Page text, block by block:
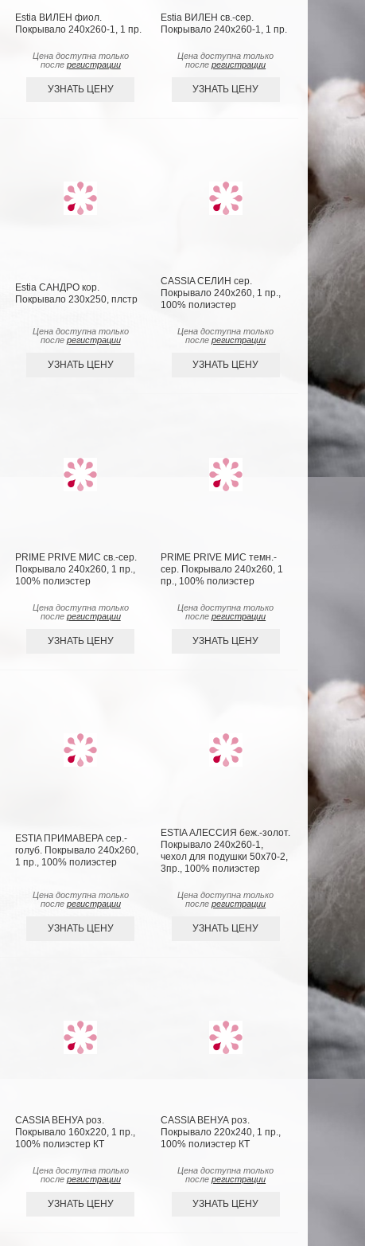
Estia ВИЛЕН фиол.
Покрывало 240х260-1, 1 пр.
Цена доступна только
после регистрации
УЗНАТЬ ЦЕНУ
Estia ВИЛЕН св.-сер.
Покрывало 240х260-1, 1 пр.
Цена доступна только
послерегистрации
УЗНАТЬ ЦЕНУ
Estia САНДРО кор.
Покрывало 230х250, плстр
Цена доступна только
после регистрации
УЗНАТЬ ЦЕНУ
CASSIA СЕЛИН сер.
Покрывало 240х260, 1 пр.,
100% полиэстер
Цена доступна только
послерегистрации
УЗНАТЬ ЦЕНУ
PRIME PRIVE МИС св.-сер.
Покрывало 240х260, 1 пр.,
100% полиэстер
Цена доступна только
после регистрации
УЗНАТЬ ЦЕНУ
PRIME PRIVE МИС темн.-
сер. Покрывало 240х260, 1
пр., 100% полиэстер
Цена доступна только
послерегистрации
УЗНАТЬ ЦЕНУ
ESTIA ПРИМАВЕРА сер.-
голуб. Покрывало 240х260,
1 пр., 100% полиэстер
Цена доступна только
после регистрации
УЗНАТЬ ЦЕНУ
ESTIA АЛЕССИЯ беж.-золот.
Покрывало 240х260-1,
чехол для подушки 50х70-2,
3пр., 100% полиэстер
Цена доступна только
послерегистрации
УЗНАТЬ ЦЕНУ
CASSIA ВЕНУА роз.
Покрывало 160х220, 1 пр.,
100% полиэстер КТ
Цена доступна только
после регистрации
УЗНАТЬ ЦЕНУ
CASSIA ВЕНУА роз.
Покрывало 220х240, 1 пр.,
100% полиэстер КТ
Цена доступна только
послерегистрации
УЗНАТЬ ЦЕНУ